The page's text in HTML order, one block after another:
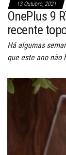
13 Outubro, 2021
OnePlus 9
recente
Há algumas
que este ano não